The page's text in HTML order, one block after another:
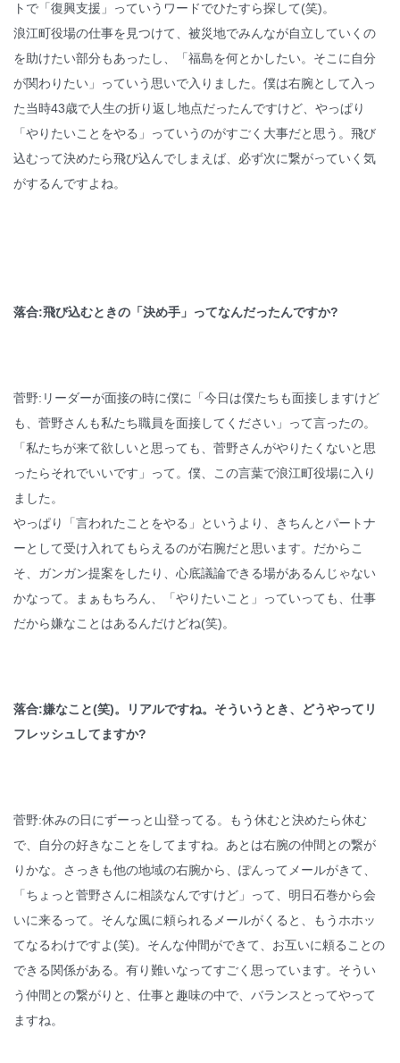
トで「復興支援」っていうワードでひたすら探して(笑)。
浪江町役場の仕事を見つけて、被災地でみんなが自立していくの
を助けたい部分もあったし、「福島を何とかしたい。そこに自分
が関わりたい」っていう思いで入りました。僕は右腕として入っ
た当時43歳で人生の折り返し地点だったんですけど、やっぱり
「やりたいことをやる」っていうのがすごく大事だと思う。飛び
込むって決めたら飛び込んでしまえば、必ず次に繋がっていく気
がするんですよね。
落合:飛び込むときの「決め手」ってなんだったんですか?
菅野:リーダーが面接の時に僕に「今日は僕たちも面接しますけど
も、菅野さんも私たち職員を面接してください」って言ったの。
「私たちが来て欲しいと思っても、菅野さんがやりたくないと思
ったらそれでいいです」って。僕、この言葉で浪江町役場に入り
ました。
やっぱり「言われたことをやる」というより、きちんとパートナ
ーとして受け入れてもらえるのが右腕だと思います。だからこ
そ、ガンガン提案をしたり、心底議論できる場があるんじゃない
かなって。まぁもちろん、「やりたいこと」っていっても、仕事
だから嫌なことはあるんだけどね(笑)。
落合:嫌なこと(笑)。リアルですね。そういうとき、どうやってリ
フレッシュしてますか?
菅野:休みの日にずーっと山登ってる。もう休むと決めたら休む
で、自分の好きなことをしてますね。あとは右腕の仲間との繋が
りかな。さっきも他の地域の右腕から、ぽんってメールがきて、
「ちょっと菅野さんに相談なんですけど」って、明日石巻から会
いに来るって。そんな風に頼られるメールがくると、もうホホッ
てなるわけですよ(笑)。そんな仲間ができて、お互いに頼ることの
できる関係がある。有り難いなってすごく思っています。そうい
う仲間との繋がりと、仕事と趣味の中で、バランスとってやって
ますね。